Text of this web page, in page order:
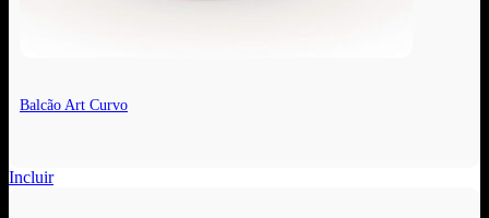
Balcão Art Curvo
Incluir